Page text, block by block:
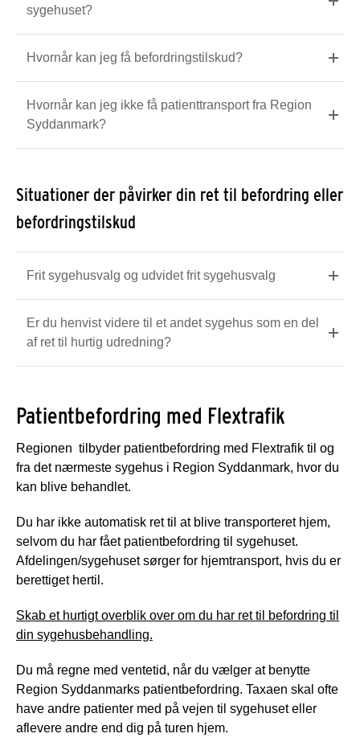
sygehuset?
Hvornår kan jeg få befordringstilskud?
Hvornår kan jeg ikke få patienttransport fra Region
Syddanmark?
Situationer der påvirker din ret til befordring eller
befordringstilskud
Frit sygehusvalg og udvidet frit sygehusvalg
Er du henvist videre til et andet sygehus som en del
af ret til hurtig udredning?
Patientbefordring med Flextrafik
Regionen tilbyder patientbefordring med Flextrafik til og
fra det nærmeste sygehus i Region Syddanmark, hvor du
kan blive behandlet.
Du har ikke automatisk ret til at blive transporteret hjem,
selvom du har fået patientbefordring til sygehuset.
Afdelingen/sygehuset sørger for hjemtransport, hvis du er
berettiget hertil.
Skab et hurtigt overblik over om du har ret til befordring til
din sygehusbehandling.
Du må regne med ventetid, når du vælger at benytte
Region Syddanmarks patientbefordring. Taxaen skal ofte
have andre patienter med på vejen til sygehuset eller
aflevere andre end dig på turen hjem.